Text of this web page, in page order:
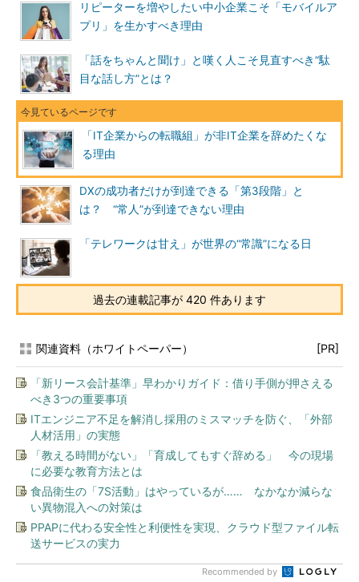
リピーターを増やしたい中小企業こそ「モバイルア
プリ」を生かすべき理由
「話をちゃんと聞け」と嘆く人こそ見直すべき“駄
目な話し方”とは？
「IT企業からの転職組」が非IT企業を辞めたくな
る理由
DXの成功者だけが到達できる「第3段階」と
は？ “常人”が到達できない理由
「テレワークは甘え」が世界の“常識”になる日
過去の連載記事が 420 件あります
関連資料（ホワイトペーパー） [PR]
「新リース会計基準」早わかりガイド：借り手側が押さえる
べき3つの重要事項
ITエンジニア不足を解消し採用のミスマッチを防ぐ、「外部
人材活用」の実態
「教える時間がない」「育成してもすぐ辞める」 今の現場
に必要な教育方法とは
食品衛生の「7S活動」はやっているが…… なかなか減らな
い異物混入への対策は
PPAPに代わる安全性と利便性を実現、クラウド型ファイル転
送サービスの実力
Recommended by